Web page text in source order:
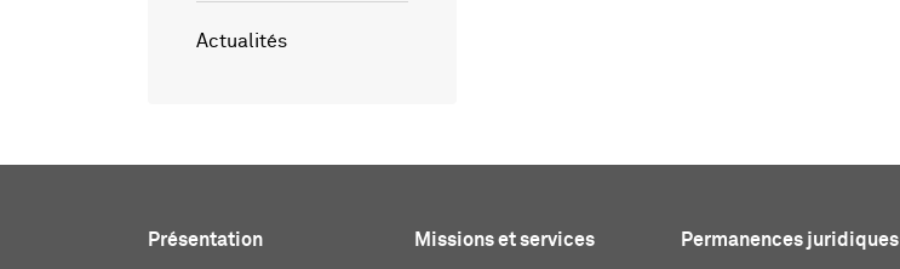
Actualités
Présentation Missions et services Permanences juridiques